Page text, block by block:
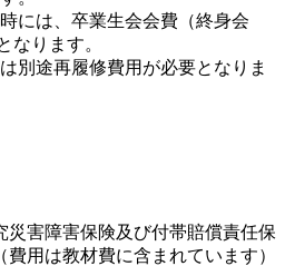
には、卒業生会会費（終身会
なります。
別途再履修費用が必要となりま
災害障害保険及び付帯賠償責任保
用は教材費に含まれています）